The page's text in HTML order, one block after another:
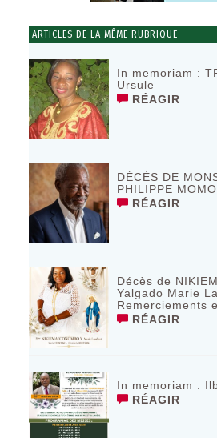
ARTICLES DE LA MÊME RUBRIQUE
In memoriam :
Ursule
RÉAGIR
DÉCÈS DE
PHILIPPE
RÉAGIR
Décès de
Yalgado Marie
Remerciements
RÉAGIR
In memoriam :
RÉAGIR